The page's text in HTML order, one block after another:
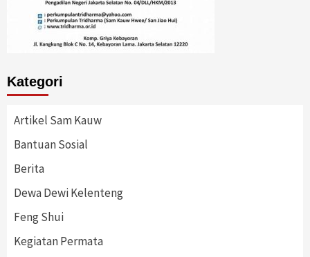
Kategori
Artikel Sam Kauw
Bantuan Sosial
Berita
Dewa Dewi Kelenteng
Feng Shui
Kegiatan Permata